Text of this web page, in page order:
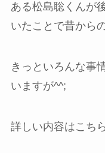
ある松島聡くんが
いたことで昔から
きっといろんな事
いますが^^;
詳しい内容はこち